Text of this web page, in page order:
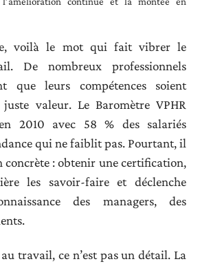
voilà le mot qui fait vibrer le
De nombreux professionnels
que leurs compétences soient
valeur. Le Baromètre VPHR
2010 avec 58 % des salariés
qui ne faiblit pas. Pourtant, il
concrète : obtenir une certification,
les savoir-faire et déclenche
des managers, des
travail, ce n’est pas un détail. La